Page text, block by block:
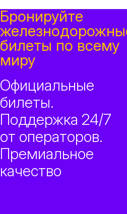
Бронируйте
билеты по всему
миру
Официальные
билеты.
Поддержка 24/7
от операторов.
Премиальное
качество